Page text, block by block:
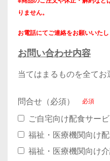
りません。
お電話にてご連絡をお願いいたし
お問い合わせ内容
当てはまるものを全てお
問合せ（必須）
ご自宅向け配食サービ
福祉・医療機関向け
福祉・医療機関向け